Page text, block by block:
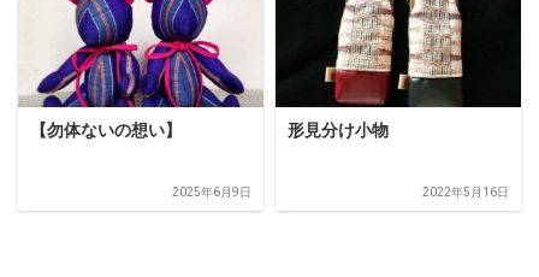
【勿体ないの想い】
2025年6月9日
形見分け小物
2022年5月16日